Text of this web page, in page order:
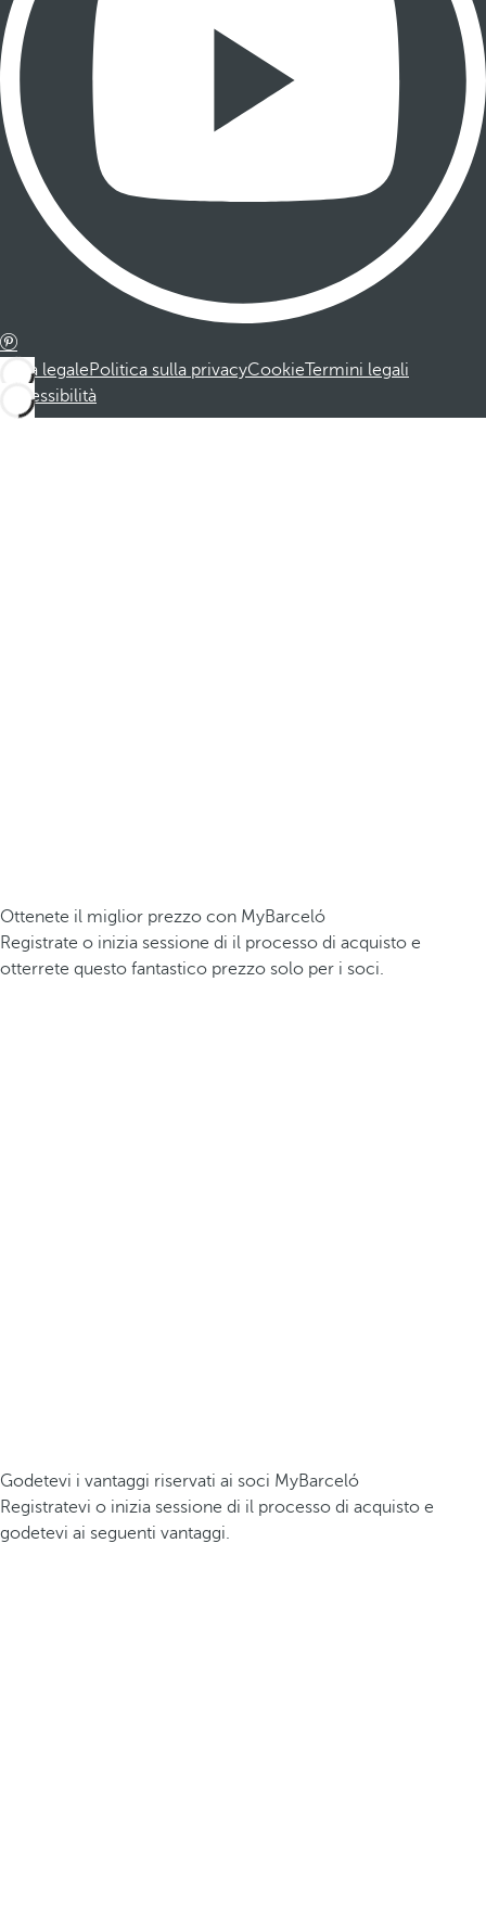
Nota legalePolitica sulla privacyCookieTermini legali
Accessibilità
Ottenete il miglior prezzo con MyBarceló
Registrate o inizia sessione di il processo di acquisto e
otterrete questo fantastico prezzo solo per i soci.
Godetevi i vantaggi riservati ai soci MyBarceló
Registratevi o inizia sessione di il processo di acquisto e
godetevi ai seguenti vantaggi.